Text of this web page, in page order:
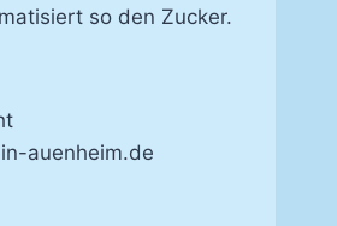
so den Zu­cker.
auenheim.de